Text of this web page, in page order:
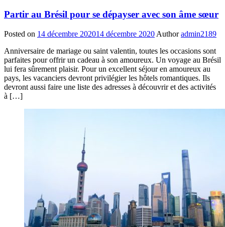
Partir au Brésil pour se dépayser avec son âme sœur
Posted on 14 décembre 202014 décembre 2020 Author admin2189
Anniversaire de mariage ou saint valentin, toutes les occasions sont
parfaites pour offrir un cadeau à son amoureux. Un voyage au Brésil
lui fera sûrement plaisir. Pour un excellent séjour en amoureux au
pays, les vacanciers devront privilégier les hôtels romantiques. Ils
devront aussi faire une liste des adresses à découvrir et des activités
à […]